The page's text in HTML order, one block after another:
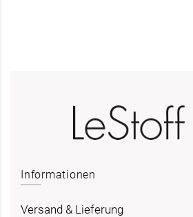
Informationen
Versand & Lieferung